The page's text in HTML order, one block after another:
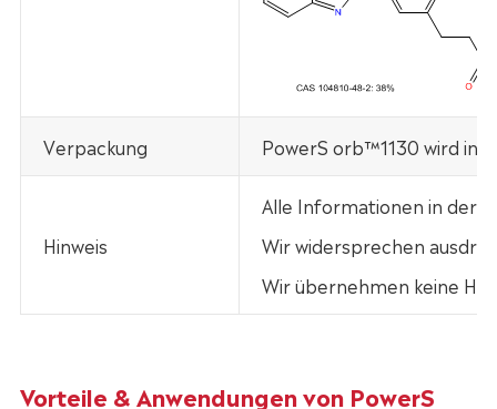
Verpackung PowerS orb™1130 wird in
Hinweis
Alle Informationen in der
Wir widersprechen
Wir übernehmen keine
Vorteile & Anwendungen von PowerS